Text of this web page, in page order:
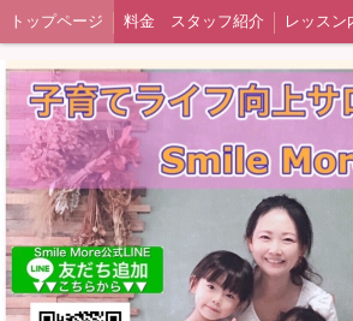
トップページ 料金 スタッフ紹介 レッスン
親子農業体験(奈良広陵町) こども洋裁教室
発酵料理教室 予約・お問い合わせ 提供企業